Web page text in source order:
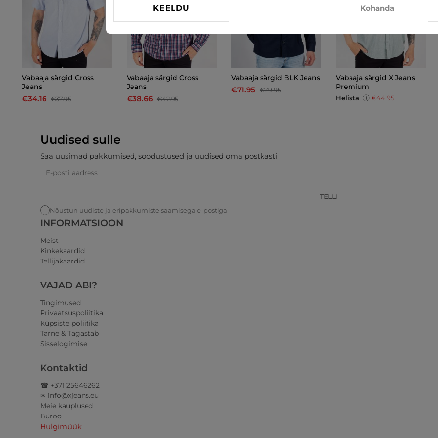
Vabaaja särgid Cross
Jeans
€34.16 €37.95
Vabaaja särgid Cross
Jeans
€38.66 €42.95
Vabaaja särgid BLK Jeans
€71.95 €79.95
Vabaaja särgid X Jeans
Premium
Helista €44.95
Uudised sulle
Saa uusimad pakkumised, soodustused ja uudised oma postkasti
TELLI
Nõustun uudiste ja eripakkumiste saamisega e-postiga
INFORMATSIOON
Meist
Kinkekaardid
Tellijakaardid
VAJAD ABI?
Tingimused
Privaatsuspoliitika
Küpsiste poliitika
Tarne & Tagastab
Sisselogimise
Kontaktid
☎ +371 25646262
✉ info@xjeans.eu
Meie kauplused
Büroo
Hulgimüük
KEELDU Kohanda